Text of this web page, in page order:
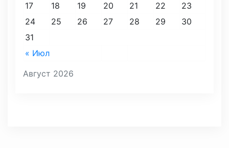
Август 2026
« Июл
17
18 19 20 21 22
23
24
25 26 27 28 29
30
31